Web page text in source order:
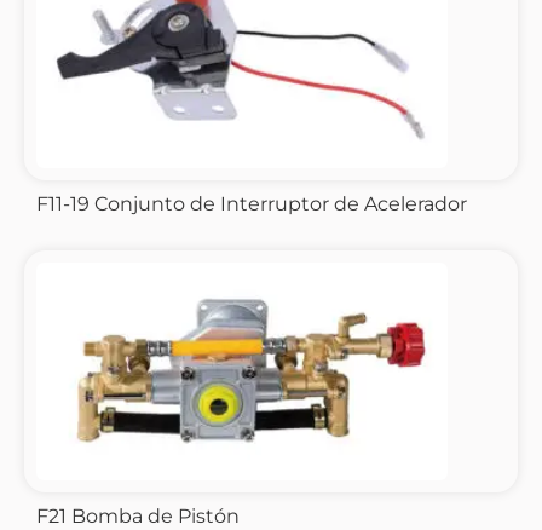
F11-19 Conjunto de Interruptor de Acelerador
F21 Bomba de Pistón